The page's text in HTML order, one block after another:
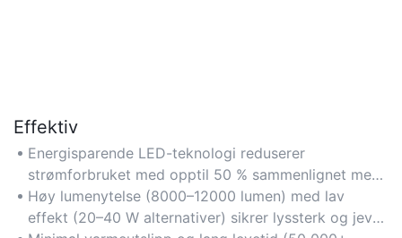
Effektiv
Energisparende LED-teknologi reduserer
strømforbruket med opptil 50 % sammenlignet med
tradisjonell belysning, noe som senker
driftskostnadene.
Høy lumenytelse (8000–12000 lumen) med lav
effekt (20–40 W alternativer) sikrer lyssterk og jevn